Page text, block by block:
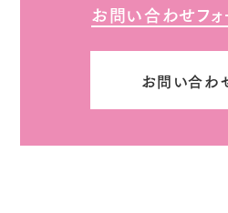
お問い合わせフォ
お問い合わ